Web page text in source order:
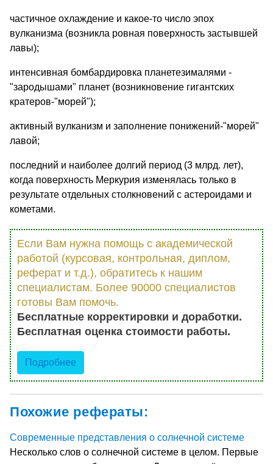
частичное охлаждение и какое-то число эпох
вулканизма (возникла ровная поверхность застывшей
лавы);
интенсивная бомбардировка планетезималями -
"зародышами" планет (возникновение гигантских
кратеров-"морей");
активный вулканизм и заполнение понижений-"морей"
лавой;
последний и наиболее долгий период (3 млрд. лет),
когда поверхность Меркурия изменялась только в
результате отдельных столкновений с астероидами и
кометами.
Если Вам нужна помощь с академической
работой (курсовая, контрольная, диплом,
реферат и т.д.), обратитесь к нашим
специалистам. Более 90000 специалистов
готовы Вам помочь.
Бесплатные корректировки и доработки.
Бесплатная оценка стоимости работы.
Подробнее
Похожие рефераты:
Современные представления о солнечной системе
Несколько слов о солнечной системе в целом. Первые